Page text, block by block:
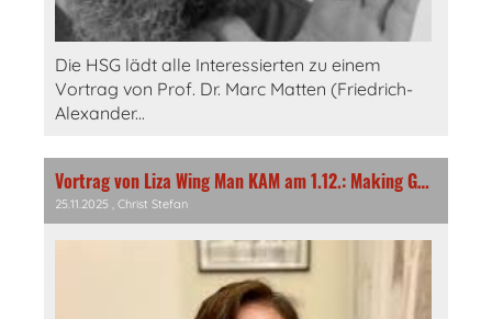
Die HSG lädt alle Interessierten zu einem
Vortrag von Prof. Dr. Marc Matten (Friedrich-
Alexander...
Vortrag von Liza Wing Man KAM am 1.12.: Making Genealogy in Late Imperial China
25.11.2025 , Christ Stefan